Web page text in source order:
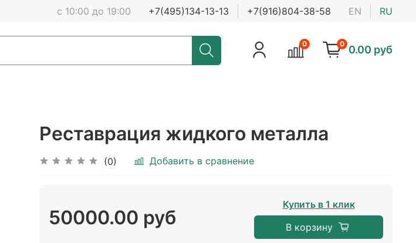
с 10:00 до 19:00 +7(495)134-13-13 +7(916)804-38-58 EN RU
0 0 0.00 руб
Реставрация жидкого металла
(0) Добавить в сравнение
50000.00 руб
Купить в 1 клик
В корзину